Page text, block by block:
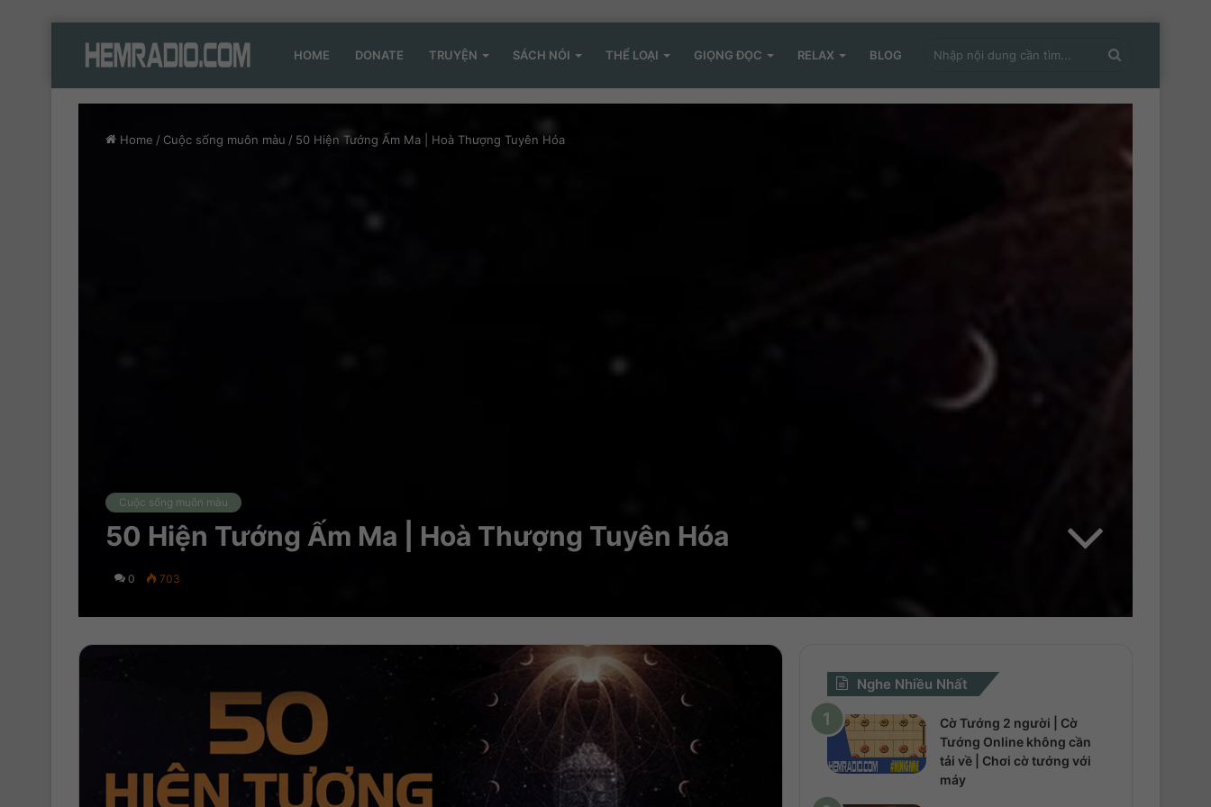
HOME DONATE TRUYỆN SÁCH NÓI THỂ LOẠI GIỌNG ĐỌC RELAX BLOG
Home / Cuộc sống muôn màu / 50 Hiện Tướng Ấm Ma | Hoà Thượng Tuyên Hóa
Cuộc sống muôn màu
50 Hiện Tướng Ấm Ma | Hoà Thượng Tuyên Hóa
0 703
chơi
Nghe Nhiều Nhất
Cờ Tướng 2 người | Cờ
Tướng Online không cần
tải về | Chơi cờ tướng với
máy